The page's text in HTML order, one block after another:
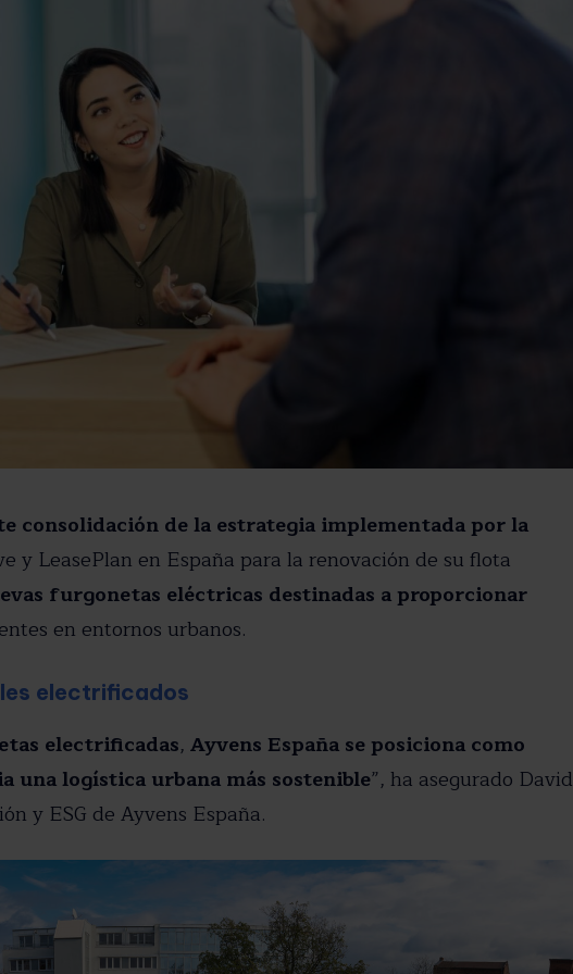
consolidación de la estrategia implementada por la
y LeasePlan en España para la renovación de su flota
furgonetas eléctricas destinadas a proporcionar
en entornos urbanos.
electrificados
electrificadas, Ayvens España se posiciona como
una logística urbana más sostenible”, ha asegurado David
y ESG de Ayvens España.